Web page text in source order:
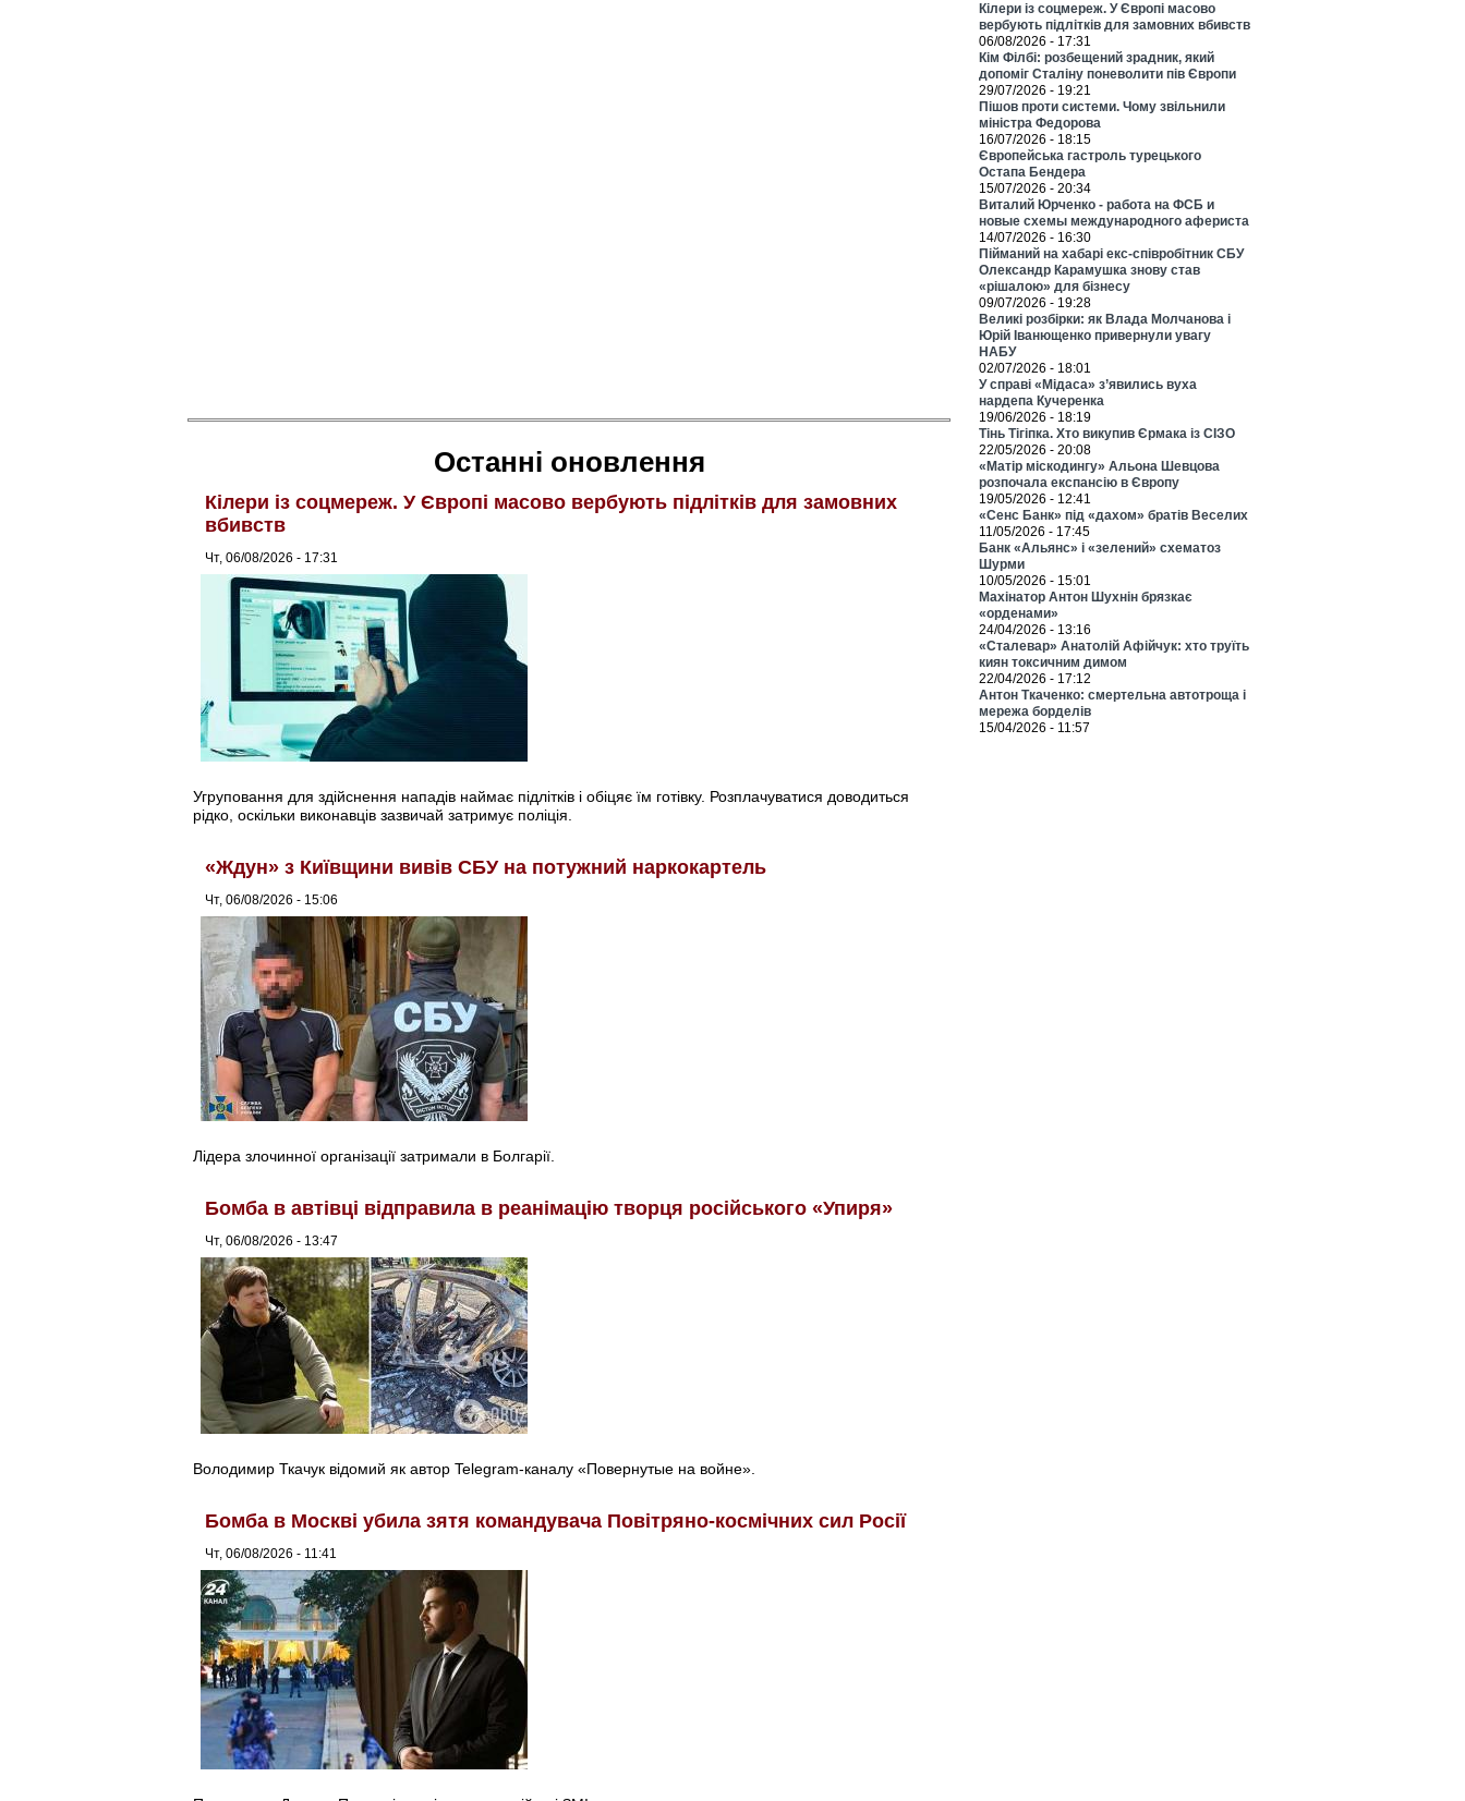
Останні оновлення
Кілери із соцмереж. У Європі масово вербують підлітків для замовних
вбивств
Чт, 06/08/2026 - 17:31
Угруповання для здійснення нападів наймає підлітків і обіцяє їм готівку. Розплачуватися доводиться
рідко, оскільки виконавців зазвичай затримує поліція.
«Ждун» з Київщини вивів СБУ на потужний наркокартель
Чт, 06/08/2026 - 15:06
Лідера злочинної організації затримали в Болгарії.
Бомба в автівці відправила в реанімацію творця російського «Упиря»
Чт, 06/08/2026 - 13:47
Володимир Ткачук відомий як автор Telegram-каналу «Повернутые на войне».
Бомба в Москві убила зятя командувача Повітряно-космічних сил Росії
Чт, 06/08/2026 - 11:41
Кілери із соцмереж. У Європі масово
вербують підлітків для замовних вбивств
06/08/2026 - 17:31
Кім Філбі: розбещений зрадник, який
допоміг Сталіну поневолити пів Європи
29/07/2026 - 19:21
Пішов проти системи. Чому звільнили
міністра Федорова
16/07/2026 - 18:15
Європейська гастроль турецького
Остапа Бендера
15/07/2026 - 20:34
Виталий Юрченко - работа на ФСБ и
новые схемы международного афериста
14/07/2026 - 16:30
Пійманий на хабарі екс-співробітник СБУ
Олександр Карамушка знову став
«рішалою» для бізнесу
09/07/2026 - 19:28
Великі розбірки: як Влада Молчанова і
Юрій Іванющенко привернули увагу
НАБУ
02/07/2026 - 18:01
У справі «Мідаса» з’явились вуха
нардепа Кучеренка
19/06/2026 - 18:19
Тінь Тігіпка. Хто викупив Єрмака із СІЗО
22/05/2026 - 20:08
«Матір міскодингу» Альона Шевцова
розпочала експансію в Європу
19/05/2026 - 12:41
«Сенс Банк» під «дахом» братів Веселих
11/05/2026 - 17:45
Банк «Альянс» і «зелений» схематоз
Шурми
10/05/2026 - 15:01
Махінатор Антон Шухнін брязкає
«орденами»
24/04/2026 - 13:16
«Сталевар» Анатолій Афійчук: хто труїть
киян токсичним димом
22/04/2026 - 17:12
Антон Ткаченко: смертельна автотроща і
мережа борделів
15/04/2026 - 11:57